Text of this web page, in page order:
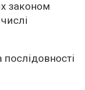
законом
послідовності